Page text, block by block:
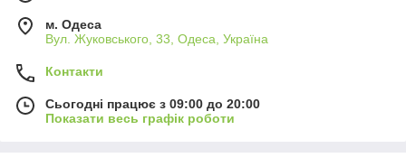
м. Одеса
Вул. Жуковського, 33, Одеса, Україна
Контакти
Сьогодні працює з 09:00 до 20:00
Показати весь графік роботи